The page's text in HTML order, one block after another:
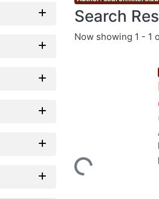
Search
Now showing 1 - 1
Loading...